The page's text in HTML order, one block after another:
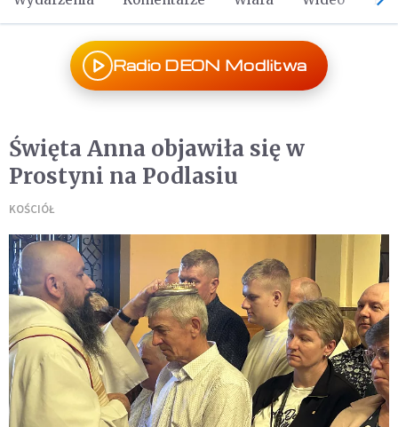
Radio DEON Modlitwa
Święta Anna objawiła się w
Prostyni na Podlasiu
KOŚCIÓŁ